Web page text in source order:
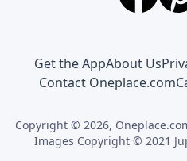
Get the AppAbout Us
Contact Oneplace.com
Copyright © 2026,
Images Copyright © 2021